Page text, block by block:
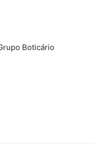
Boticário